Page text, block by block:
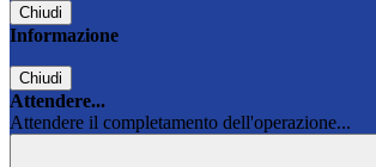
Chiudi
Informazione
Chiudi
Attendere...
Attendere il completamento dell'operazione...